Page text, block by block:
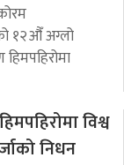
१२औँ अग्लो
विश्व
निधन